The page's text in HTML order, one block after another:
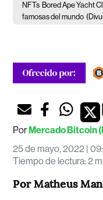
NFTs Bored Ape Yacht
famosas del mundo
PorMercado Bitcoin
25 de mayo, 2022 |
Tiempo de lectura:2
Por Matheus